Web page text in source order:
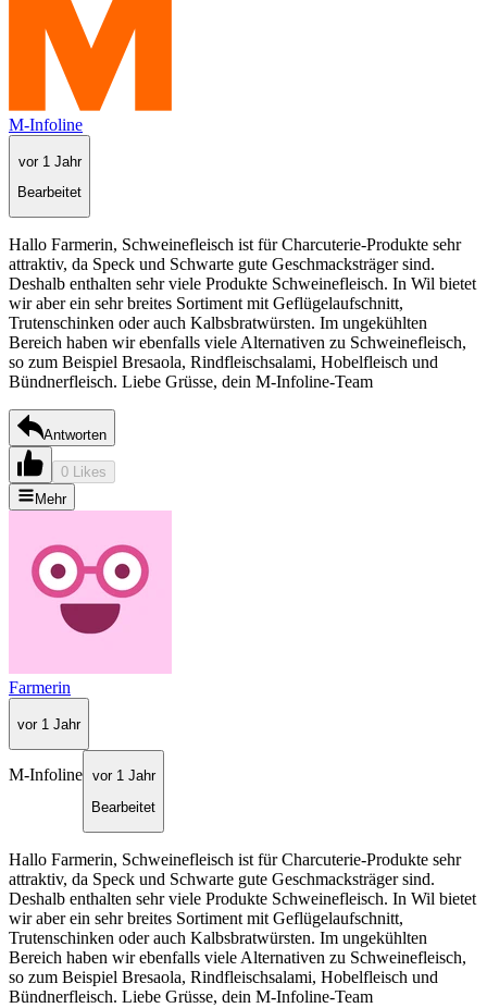
M-Infoline
vor 1 Jahr
Bearbeitet
Hallo Farmerin, Schweinefleisch ist für Charcuterie-Produkte sehr
attraktiv, da Speck und Schwarte gute Geschmacksträger sind.
Deshalb enthalten sehr viele Produkte Schweinefleisch. In Wil bietet
wir aber ein sehr breites Sortiment mit Geflügelaufschnitt,
Trutenschinken oder auch Kalbsbratwürsten. Im ungekühlten
Bereich haben wir ebenfalls viele Alternativen zu Schweinefleisch,
so zum Beispiel Bresaola, Rindfleischsalami, Hobelfleisch und
Bündnerfleisch. Liebe Grüsse, dein M-Infoline-Team
Antworten
0 Likes
Mehr
Farmerin
vor 1 Jahr
M-Infoline vor 1 Jahr
Bearbeitet
Hallo Farmerin, Schweinefleisch ist für Charcuterie-Produkte sehr
attraktiv, da Speck und Schwarte gute Geschmacksträger sind.
Deshalb enthalten sehr viele Produkte Schweinefleisch. In Wil bietet
wir aber ein sehr breites Sortiment mit Geflügelaufschnitt,
Trutenschinken oder auch Kalbsbratwürsten. Im ungekühlten
Bereich haben wir ebenfalls viele Alternativen zu Schweinefleisch,
so zum Beispiel Bresaola, Rindfleischsalami, Hobelfleisch und
Bündnerfleisch. Liebe Grüsse, dein M-Infoline-Team